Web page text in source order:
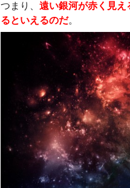
つまり、 遠い銀河が赤く見え
るといえるのだ。